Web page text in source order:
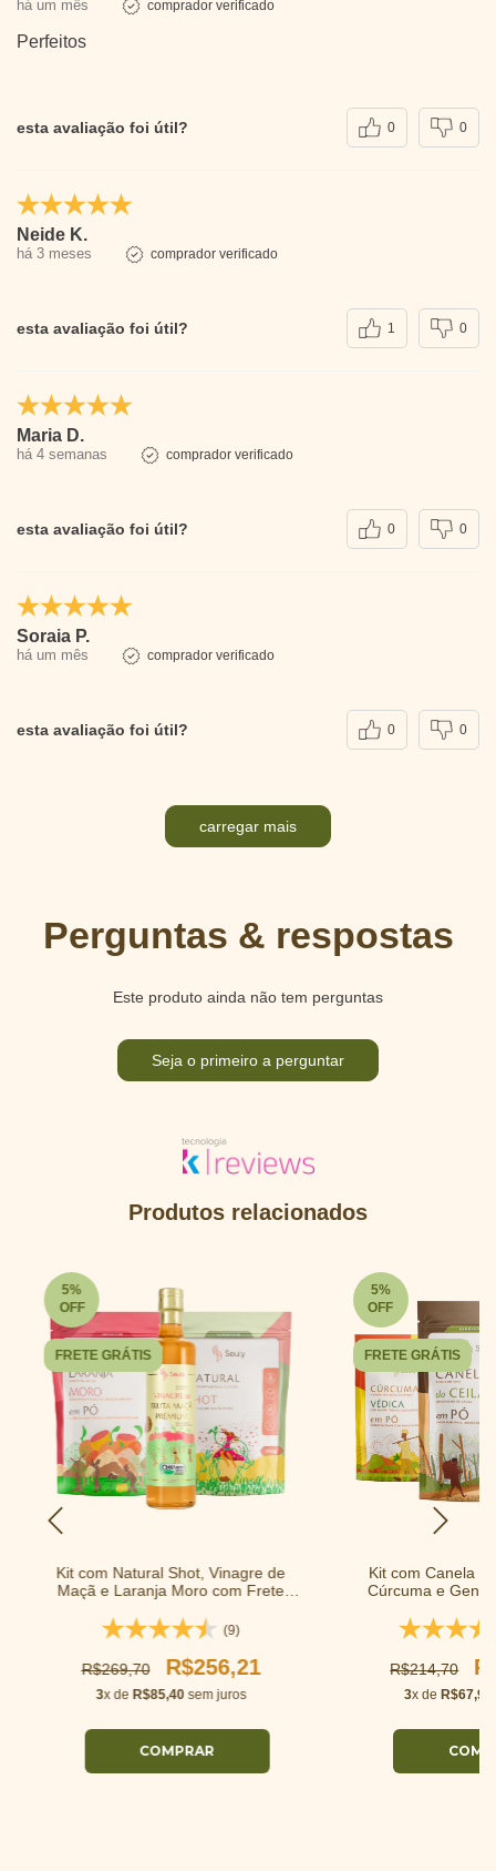
há um mês comprador verificado
Perfeitos
esta avaliação foi útil? 0 0
Neide K.
há 3 meses comprador verificado
esta avaliação foi útil? 1 0
Maria D.
há 4 semanas comprador verificado
esta avaliação foi útil? 0 0
Soraia P.
há um mês comprador verificado
esta avaliação foi útil? 0 0
carregar mais
Perguntas & respostas
Este produto ainda não tem perguntas
Seja o primeiro a perguntar
Produtos relacionados
5%
OFF
FRETE GRÁTIS
Kit com Natural Shot, Vinagre de
Maçã e Laranja Moro com Frete
(9)
R$269,70 R$256,21
3x de R$85,40sem juros
5%
OFF
FRETE GRÁTIS
Kit com Canela
Cúrcuma e
R$214,70
3x de R$67,99